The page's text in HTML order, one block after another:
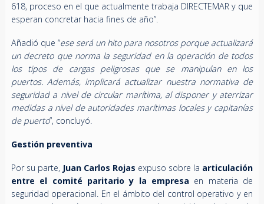
618, proceso en el que actualmente trabaja DIRECTEMAR y que
esperan concretar hacia fines de año”.
Añadió que “ese será un hito para nosotros porque actualizará
un decreto que norma la seguridad en la operación de todos
los tipos de cargas peligrosas que se manipulan en los
puertos. Además, implicará actualizar nuestra normativa de
seguridad a nivel de circular marítima, al disponer y aterrizar
medidas a nivel de autoridades marítimas locales y capitanías
de puerto”, concluyó.
Gestión preventiva
Por su parte, Juan Carlos Rojas expuso sobre la articulación
entre el comité paritario y la empresa en materia de
seguridad operacional. En el ámbito del control operativo y en